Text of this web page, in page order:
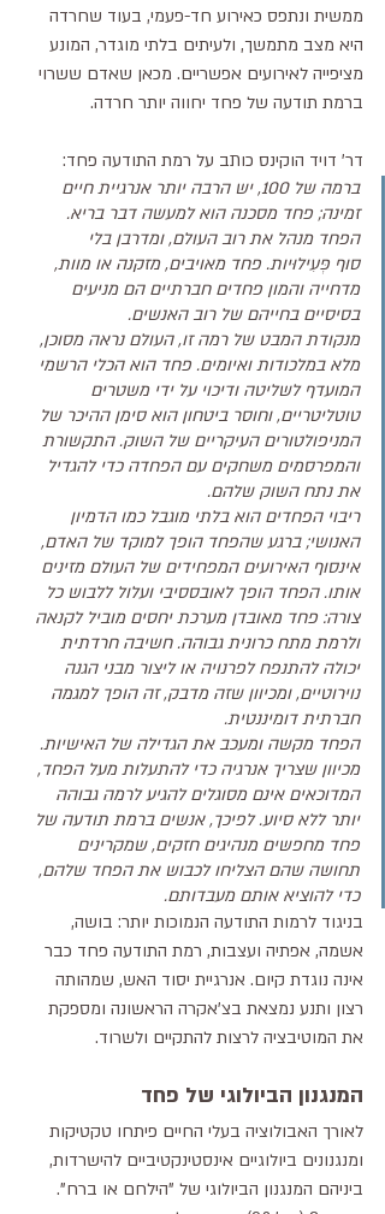
ממשית ונתפס כאירוע חד-פעמי, בעוד שחרדה
היא מצב מתמשך, ולעיתים בלתי מוגדר, המונע
מציפייה לאירועים אפשריים. מכאן שאדם ששרוי
ברמת תודעה של פחד יחווה יותר חרדה.
דר' דויד הוקינס כותב על רמת התודעה פחד:
ברמה של 100, יש הרבה יותר אנרגיית חיים
זמינה; פחד מסכנה הוא למעשה דבר בריא.
הפחד מנהל את רוב העולם, ומדרבן בלי
סוף פְּעִילוּיות. פחד מאויבים, מזקנה או מוות,
מדחייה והמון פחדים חברתיים הם מניעים
בסיסיים בחייהם של רוב האנשים.
מנקודת המבט של רמה זו, העולם נראה מסוכן,
מלא במלכודות ואיומים. פחד הוא הכלי הרשמי
המועדף לשליטה ודיכוי על ידי משטרים
טוטליטריים, וחוסר ביטחון הוא סימן ההיכר של
המניפולטורים העיקריים של השוק. התקשורת
והמפרסמים משחקים עם הפחדה כדי להגדיל
את נתח השוק שלהם.
ריבוי הפחדים הוא בלתי מוגבל כמו הדמיון
האנושי; ברגע שהפחד הופך למוקד של האדם,
אינסוף האירועים המפחידים של העולם מזינים
אותו. הפחד הופך לאובססיבי ועלול ללבוש כל
צורה: פחד מאובדן מערכת יחסים מוביל לקנאה
ולרמת מתח כרונית גבוהה. חשיבה חרדתית
יכולה להתנפח לפרנויה או ליצור מבני הגנה
נוירוטיים, ומכיוון שזה מדבק, זה הופך למגמה
חברתית דומיננטית.
הפחד מקשה ומעכב את הגדילה של האישיות.
מכיוון שצריך אנרגיה כדי להתעלות מעל הפחד,
המדוכאים אינם מסוגלים להגיע לרמה גבוהה
יותר ללא סיוע. לפיכך, אנשים ברמת תודעה של
פחד מחפשים מנהיגים חזקים, שמקרינים
תחושה שהם הצליחו לכבוש את הפחד שלהם,
כדי להוציא אותם מעבדותם.
בניגוד לרמות התודעה הנמוכות יותר: בושה,
אשמה, אפתיה ועצבות, רמת התודעה פחד כבר
אינה נוגדת קיום. אנרגיית יסוד האש, שמהותה
רצון ותנע נמצאת בצ'אקרה הראשונה ומספקת
את המוטיבציה לרצות להתקיים ולשרוד.
המנגנון הביולוגי של פחד
לאורך האבולוציה בעלי החיים פיתחו טקטיקות
ומנגנונים ביולוגיים אינסטינקטיביים להישרדות,
ביניהם המנגנון הביולוגי של "הילחם או ברח".